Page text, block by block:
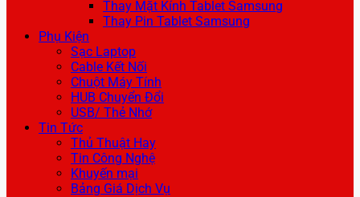
Thay Mặt Kính Tablet Samsung
Thay Pin Tablet Samsung
Phụ Kiện
Sạc Laptop
Cable Kết Nối
Chuột Máy Tính
HUB Chuyển Đổi
USB/ Thẻ Nhớ
Tin Tức
Thủ Thuật Hay
Tin Công Nghệ
Khuyến mại
Bảng Giá Dịch Vụ